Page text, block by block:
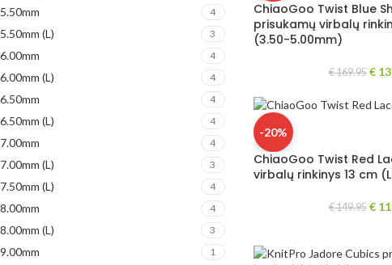
5.50mm 4
5.50mm (L) 3
6.00mm 4
6.00mm (L) 4
6.50mm 4
6.50mm (L) 4
7.00mm 4
7.00mm (L) 3
7.50mm (L) 4
8.00mm 4
8.00mm (L) 3
9.00mm 1
ChiaoGoo Twist Blue
prisukamų virbalų
(3.50-5.00mm)
€169.95 €
-20%
ChiaoGoo Twist Red
virbalų rinkinys 13 cm
€149.95 €